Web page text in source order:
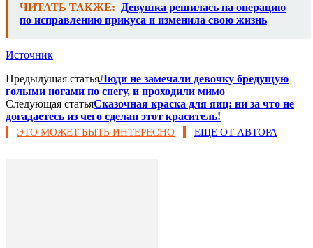
ЧИТАТЬ ТАКЖЕ:
Девушка решилась на операцию
по исправлению прикуса и изменила свою жизнь
Источник
Предыдущая статьяЛюди не замечали девочку бредущую
голыми ногами по снегу, и проходили мимо
Следующая статьяСказочная краска для яиц: ни за что не
догадаетесь из чего сделан этот краситель!
ЭТО МОЖЕТ БЫТЬ ИНТЕРЕСНО ЕЩЕ ОТ АВТОРА